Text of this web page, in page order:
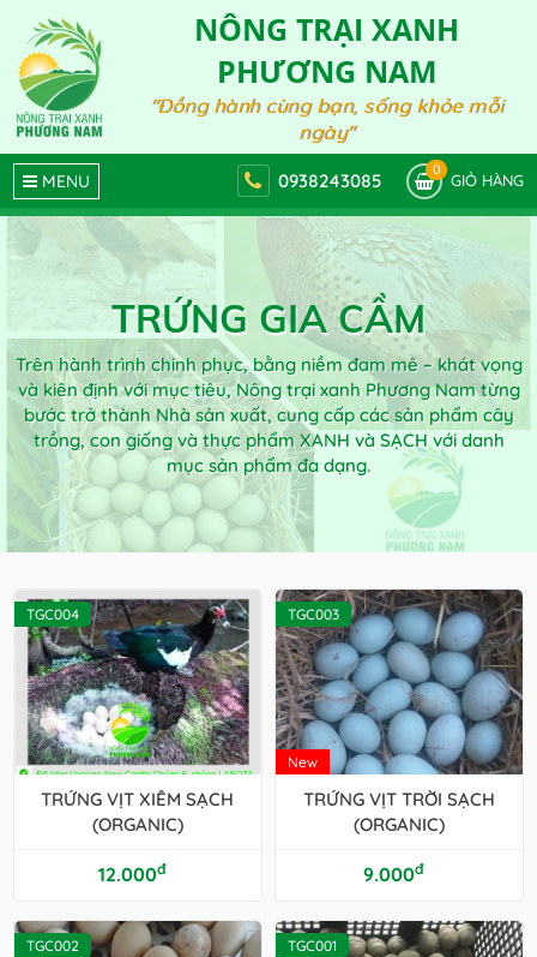
NÔNG TRẠI XANH
PHƯƠNG NAM
"Đồng hành cùng bạn, sống khỏe mỗi
ngày"
MENU 0938243085
0
GIỎ HÀNG
TRỨNG GIA CẦM
Trên hành trình chinh phục, bằng niềm đam mê – khát vọng
và kiên định với mục tiêu, Nông trại xanh Phương Nam từng
bước trở thành Nhà sản xuất, cung cấp các sản phẩm cây
trồng, con giống và thực phẩm XANH và SẠCH với danh
mục sản phẩm đa dạng.
TGC004
TRỨNG VỊT XIÊM SẠCH
(ORGANIC)
12.000đ
TGC003
New
TRỨNG VỊT TRỜI SẠCH
(ORGANIC)
9.000đ
TGC002 TGC001